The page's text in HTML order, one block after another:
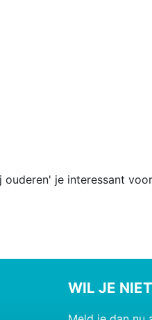
je interessant
WIL JE